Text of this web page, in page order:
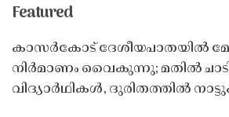
Featured
കാസർകോട് ദേശീയപാതയിൽ
നിർമാണം വൈകുന്നു; മതിൽ
വിദ്യാർഥികൾ, ദുരിതത്തിൽ